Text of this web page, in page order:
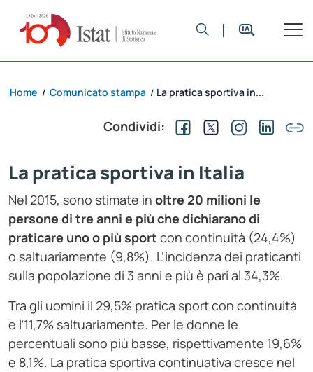
Home / Comunicato stampa / La pratica sportiva in...
Condividi:
La pratica sportiva in Italia
Nel 2015, sono stimate in oltre 20 milioni le
persone di tre anni e più che dichiarano di
praticare uno o più sport con continuità (24,4%)
o saltuariamente (9,8%). L’incidenza dei praticanti
sulla popolazione di 3 anni e più è pari al 34,3%.
Tra gli uomini il 29,5% pratica sport con continuità
e l’11,7% saltuariamente. Per le donne le
percentuali sono più basse, rispettivamente 19,6%
e 8,1%. La pratica sportiva continuativa cresce nel